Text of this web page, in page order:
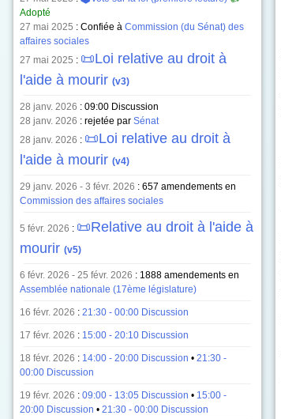
Adopté
27 mai 2025 : Confiée à Commission (du Sénat) des
affaires sociales
27 mai 2025 : 📜Loi relative au droit à
l'aide à mourir (v3)
28 janv. 2026 : 09:00 Discussion
28 janv. 2026 : rejetée par Sénat
28 janv. 2026 : 📜Loi relative au droit à
l'aide à mourir (v4)
29 janv. 2026 - 3 févr. 2026 : 657 amendements en
Commission des affaires sociales
5 févr. 2026 : 📜Relative au droit à l'aide à
mourir (v5)
6 févr. 2026 - 25 févr. 2026 : 1888 amendements en
Assemblée nationale (17ème législature)
16 févr. 2026 : 21:30 - 00:00 Discussion
17 févr. 2026 : 15:00 - 20:10 Discussion
18 févr. 2026 : 14:00 - 20:00 Discussion • 21:30 -
00:00 Discussion
19 févr. 2026 : 09:00 - 13:05 Discussion • 15:00 -
20:00 Discussion • 21:30 - 00:00 Discussion